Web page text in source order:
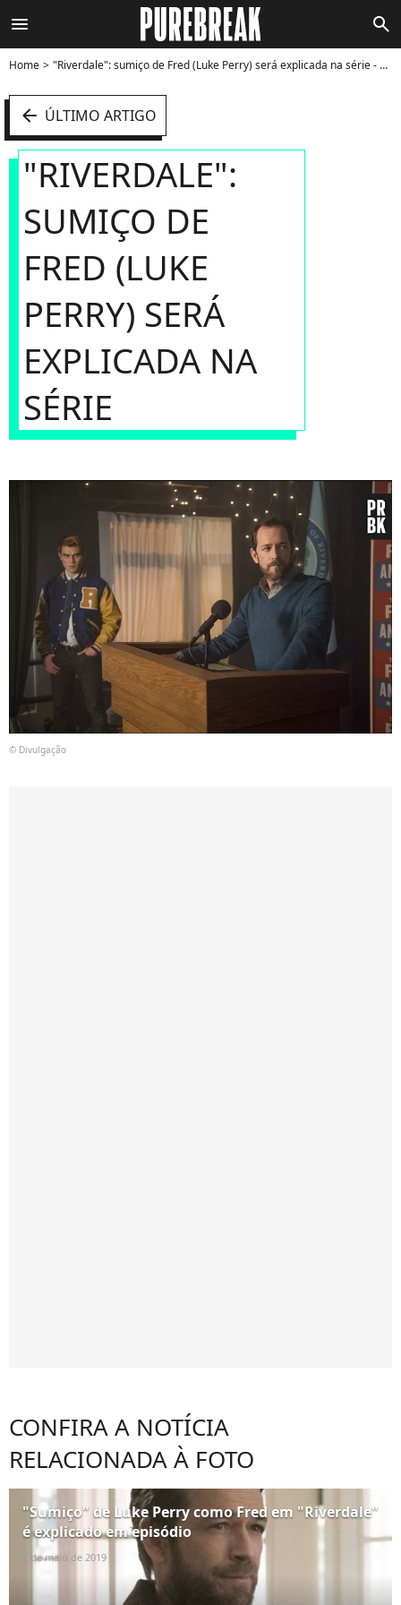
menu search
Home "Riverdale": sumiço de Fred (Luke Perry) será explicada na série - Foto
arrow_left ÚLTIMO ARTIGO
"RIVERDALE":
SUMIÇO DE
FRED (LUKE
PERRY) SERÁ
EXPLICADA NA
SÉRIE
© Divulgação
CONFIRA A NOTÍCIA
RELACIONADA À FOTO
"Sumiço" de Luke Perry como Fred em "Riverdale"
é explicado em episódio
2 de maio de 2019